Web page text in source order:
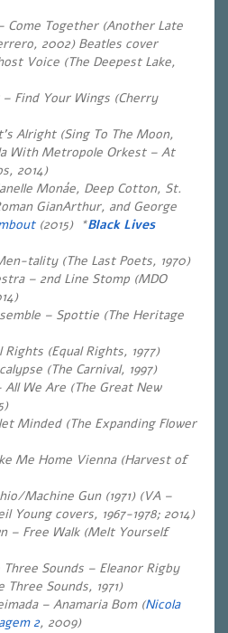
Come Together (Another Late
2002) Beatles cover
Voice (The Deepest Lake,
Find Your Wings (Cherry
Alright (Sing To The Moon,
With Metropole Orkest – At
2014)
Monáe, Deep Cotton, St.
GianArthur, and George
(2015) *Black Lives
tality (The Last Poets, 1970)
– 2nd Line Stomp (MDO
– Spottie (The Heritage
(Equal Rights, 1977)
(The Carnival, 1997)
We Are (The Great New
Minded (The Expanding Flower
Me Home Vienna (Harvest of
Machine Gun (1971) (VA –
Young covers, 1967-1978; 2014)
– Free Walk (Melt Yourself
Sounds – Eleanor Rigby
Three Sounds, 1971)
– Anamaria Bom (Nicola
2, 2009)